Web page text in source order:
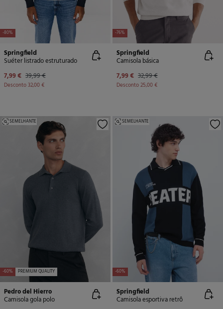
-80%
Springfield
Suéter listrado estruturado
7,99 € 39,99 €
Desconto32,00 €
-76%
Springfield
Camisola básica
7,99 € 32,99 €
Desconto25,00 €
-60% PREMIUM QUALITY
SEMELHANTE
Pedro del Hierro
Camisola gola polo
-60%
SEMELHANTE
Springfield
Camisola esportiva retrô